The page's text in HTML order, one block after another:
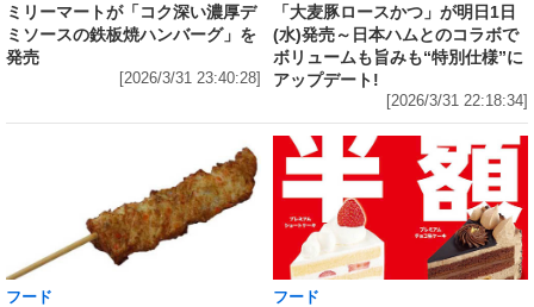
ミリーマートが「コク深い濃厚デ
ミソースの鉄板焼ハンバーグ」を
発売
[2026/3/31 23:40:28]
「大麦豚ロースかつ」が明日1日
(水)発売～日本ハムとのコラボで
ボリュームも旨みも“特別仕様”に
アップデート!
[2026/3/31 22:18:34]
フード フード